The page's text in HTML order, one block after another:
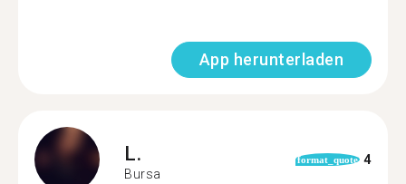
App herunterladen
L.
Bursa
format_quote 4